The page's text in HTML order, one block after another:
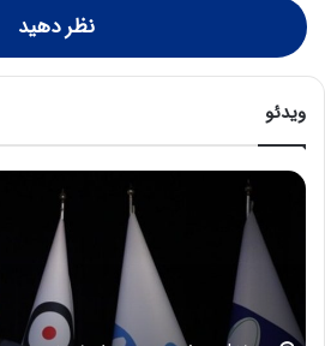
نظر دهید
ویدئو
ح
ش
ا